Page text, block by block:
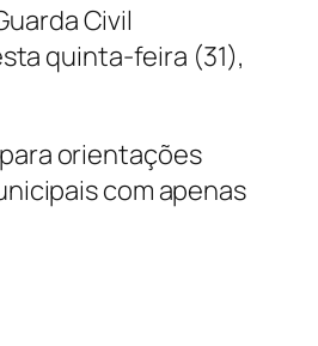
Civil
quinta-feira (31),
orientações
com apenas